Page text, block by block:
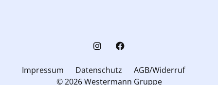
Impressum Datenschutz
AGB/Widerruf
© 2026 Westermann Gruppe